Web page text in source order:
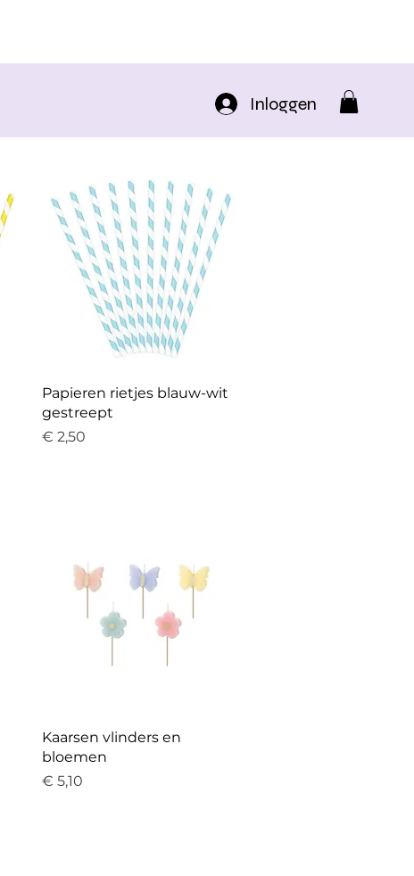
Inloggen
Snel overzicht
Papieren rietjes blauw-wit
gestreept
Prijs
€ 2,50
Snel overzicht
Kaarsen vlinders en
bloemen
Prijs
€ 5,10